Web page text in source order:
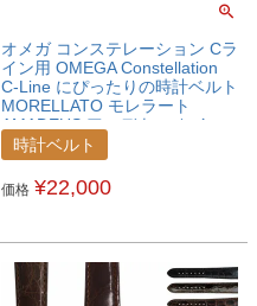
オメガ コンステレーション Cラ
イン用 OMEGA Constellation
C-Line にぴったりの時計ベルト
MORELLATO モレラート
AMADEUS アマデウス カイマ
ンクロコ ワニ革 時計ベルト
U0518052OMGCLC
時計ベルト
価格 ¥22,000